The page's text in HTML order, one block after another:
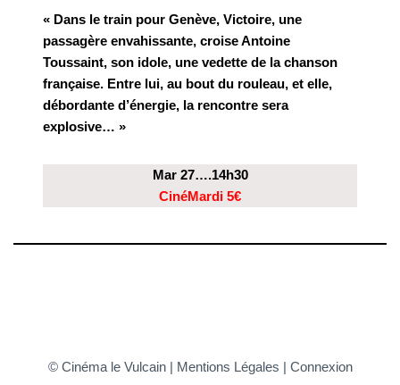
« Dans le train pour Genève, Victoire, une
passagère envahissante, croise Antoine
Toussaint, son idole, une vedette de la chanson
française. Entre lui, au bout du rouleau, et elle,
débordante d’énergie, la rencontre sera
explosive… »
Mar 27….14h30
CinéMardi 5€
© Cinéma le Vulcain | Mentions Légales | Connexion